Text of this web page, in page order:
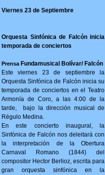
Viernes 23 de Septiembre
Orquesta Sinfónica de Falcón inicia
temporada de conciertos
PrensaFundamusical Bolívar/ Falcón
Este viernes 23 de septiembre la
Orquesta Sinfónica de Falcón inicia su
temporada de conciertos en el Teatro
Armonía de Coro, a las 4:00 de la
tarde, bajo la dirección musical de
Régulo Medina.
En este concierto inaugural, la
Sinfónica de Falcón nos deleitará con
la interpretación de la Obertura
Carnaval Romano (1844) del
compositor Hector Berlioz, escrita para
gran orquesta sinfónica en la